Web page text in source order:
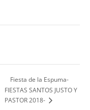
Fiesta de la Espuma-
FIESTAS SANTOS JUSTO Y
PASTOR 2018-